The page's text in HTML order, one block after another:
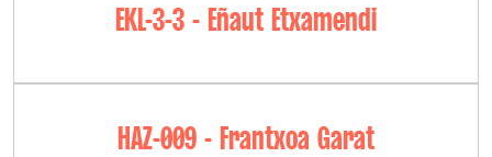
EKL-3-3 - Eñaut Etxamendi
HAZ-009 - Frantxoa Garat